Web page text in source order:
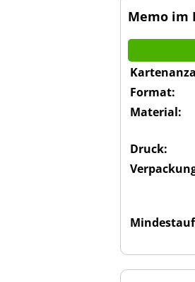
Memo im
Format:
Material:
Druck: